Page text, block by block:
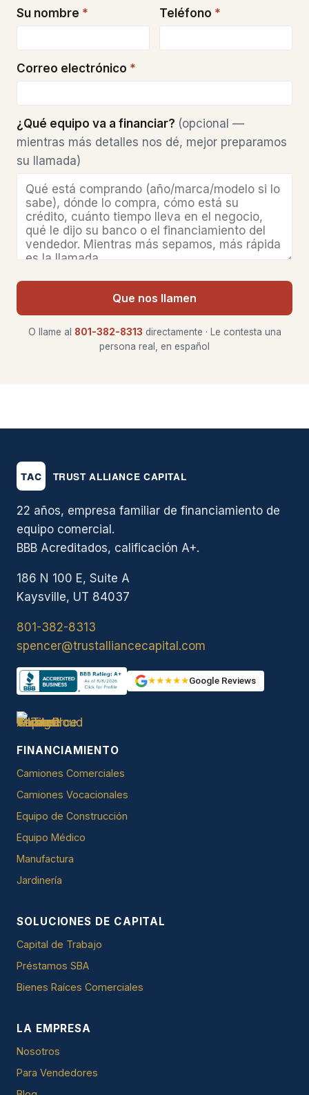
Su nombre * Teléfono *
Correo electrónico *
¿Qué equipo va a financiar? (opcional —
mientras más detalles nos dé, mejor preparamos
su llamada)
Que nos llamen
O llame al 801-382-8313 directamente · Le contesta una
persona real, en español
22 años, empresa familiar de financiamiento de
equipo comercial.
BBB Acreditados, calificación A+.
186 N 100 E, Suite A
Kaysville, UT 84037
801-382-8313
spencer@trustalliancecapital.com
★★★★★Google Reviews
FINANCIAMIENTO
Camiones Comerciales
Camiones Vocacionales
Equipo de Construcción
Equipo Médico
Manufactura
Jardinería
SOLUCIONES DE CAPITAL
Capital de Trabajo
Préstamos SBA
Bienes Raíces Comerciales
LA EMPRESA
Nosotros
Para Vendedores